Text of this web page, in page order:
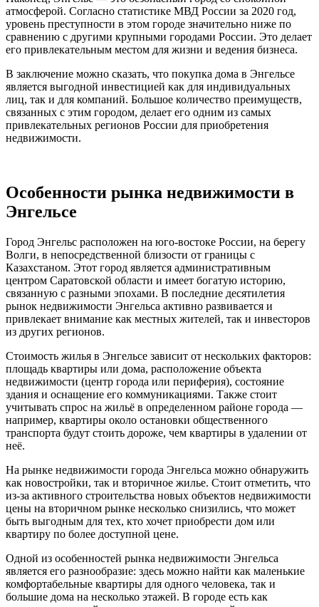
атмосферой. Согласно статистике МВД России за 2020 год,
уровень преступности в этом городе значительно ниже по
сравнению с другими крупными городами России. Это делает
его привлекательным местом для жизни и ведения бизнеса.
В заключение можно сказать, что покупка дома в Энгельсе
является выгодной инвестицией как для индивидуальных
лиц, так и для компаний. Большое количество преимуществ,
связанных с этим городом, делает его одним из самых
привлекательных регионов России для приобретения
недвижимости.
Особенности рынка недвижимости в
Энгельсе
Город Энгельс расположен на юго-востоке России, на берегу
Волги, в непосредственной близости от границы с
Казахстаном. Этот город является административным
центром Саратовской области и имеет богатую историю,
связанную с разными эпохами. В последние десятилетия
рынок недвижимости Энгельса активно развивается и
привлекает внимание как местных жителей, так и инвесторов
из других регионов.
Стоимость жилья в Энгельсе зависит от нескольких факторов:
площадь квартиры или дома, расположение объекта
недвижимости (центр города или периферия), состояние
здания и оснащение его коммуникациями. Также стоит
учитывать спрос на жильё в определенном районе города —
например, квартиры около остановки общественного
транспорта будут стоить дороже, чем квартиры в удалении от
неё.
На рынке недвижимости города Энгельса можно обнаружить
как новостройки, так и вторичное жилье. Стоит отметить, что
из-за активного строительства новых объектов недвижимости
цены на вторичном рынке несколько снизились, что может
быть выгодным для тех, кто хочет приобрести дом или
квартиру по более доступной цене.
Одной из особенностей рынка недвижимости Энгельса
является его разнообразие: здесь можно найти как маленькие
комфортабельные квартиры для одного человека, так и
большие дома на несколько этажей. В городе есть как